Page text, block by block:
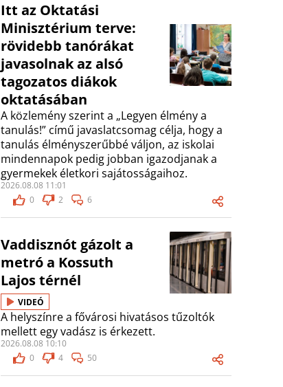
Itt az Oktatási
Minisztérium terve:
rövidebb tanórákat
javasolnak az alsó
tagozatos diákok
oktatásában
A közlemény szerint a „Legyen élmény a
tanulás!” című javaslatcsomag célja, hogy a
tanulás élményszerűbbé váljon, az iskolai
mindennapok pedig jobban igazodjanak a
gyermekek életkori sajátosságaihoz.
2026.08.08 11:01
0
2 6
Vaddisznót gázolt a
metró a Kossuth
Lajos térnél
VIDEÓ
A helyszínre a fővárosi hivatásos tűzoltók
mellett egy vadász is érkezett.
2026.08.08 10:10
0
4 50